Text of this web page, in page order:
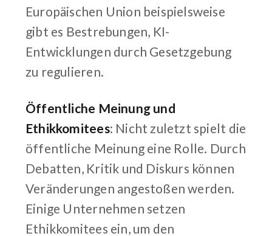
Europäischen Union beispielsweise
gibt es Bestrebungen, KI-
Entwicklungen durch Gesetzgebung
zu regulieren.
Öffentliche Meinung und
Ethikkomitees: Nicht zuletzt spielt die
öffentliche Meinung eine Rolle. Durch
Debatten, Kritik und Diskurs können
Veränderungen angestoßen werden.
Einige Unternehmen setzen
Ethikkomitees ein, um den